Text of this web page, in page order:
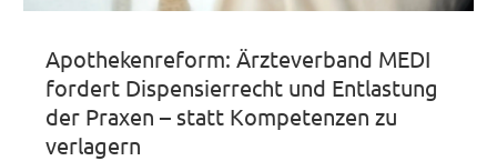
Apothekenreform: Ärzteverband MEDI
fordert Dispensierrecht und Entlastung
der Praxen – statt Kompetenzen zu
verlagern